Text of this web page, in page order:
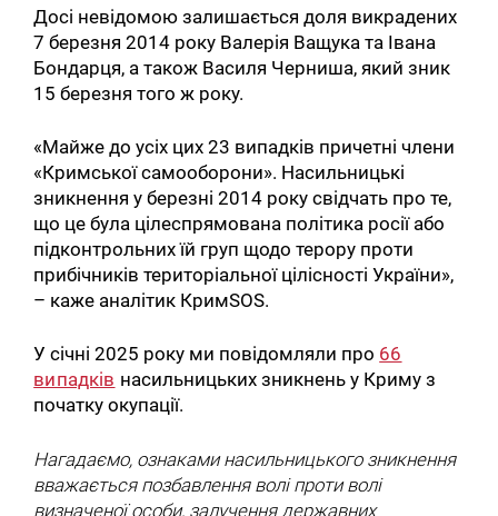
Досі невідомою залишається доля викрадених
7 березня 2014 року Валерія Ващука та Івана
Бондарця, а також Василя Черниша, який зник
15 березня того ж року.
«Майже до усіх цих 23 випадків причетні члени
«Кримської самооборони». Насильницькі
зникнення у березні 2014 року свідчать про те,
що це була цілеспрямована політика росії або
підконтрольних їй груп щодо терору проти
прибічників територіальної цілісності України»,
– каже аналітик КримSOS.
У січні 2025 року ми повідомляли про 66
випадків насильницьких зникнень у Криму з
початку окупації.
Нагадаємо, ознаками насильницького зникнення
вважається позбавлення волі проти волі
визначеної особи, залучення державних